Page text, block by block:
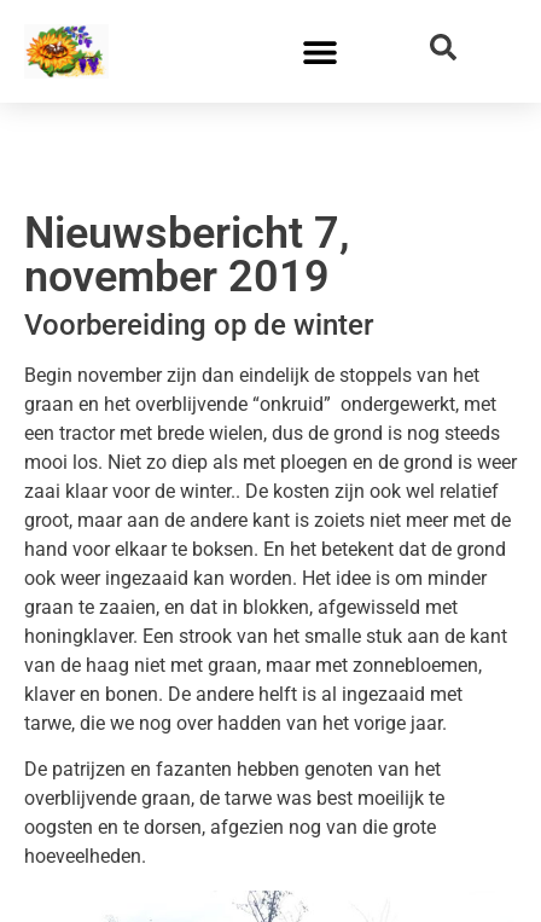
Nieuwsbericht 7,
november 2019
Voorbereiding op de winter
Begin november zijn dan eindelijk de stoppels van het
graan en het overblijvende “onkruid” ondergewerkt, met
een tractor met brede wielen, dus de grond is nog steeds
mooi los. Niet zo diep als met ploegen en de grond is weer
zaai klaar voor de winter.. De kosten zijn ook wel relatief
groot, maar aan de andere kant is zoiets niet meer met de
hand voor elkaar te boksen. En het betekent dat de grond
ook weer ingezaaid kan worden. Het idee is om minder
graan te zaaien, en dat in blokken, afgewisseld met
honingklaver. Een strook van het smalle stuk aan de kant
van de haag niet met graan, maar met zonnebloemen,
klaver en bonen. De andere helft is al ingezaaid met
tarwe, die we nog over hadden van het vorige jaar.
De patrijzen en fazanten hebben genoten van het
overblijvende graan, de tarwe was best moeilijk te
oogsten en te dorsen, afgezien nog van die grote
hoeveelheden.